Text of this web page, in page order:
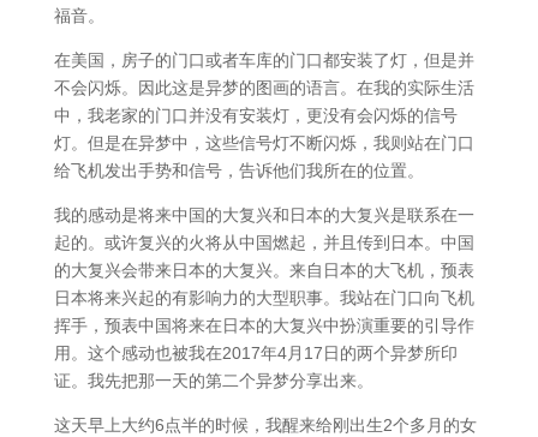
福音。
在美国，房子的门口或者车库的门口都安装了灯，但是并
不会闪烁。因此这是异梦的图画的语言。在我的实际生活
中，我老家的门口并没有安装灯，更没有会闪烁的信号
灯。但是在异梦中，这些信号灯不断闪烁，我则站在门口
给飞机发出手势和信号，告诉他们我所在的位置。
我的感动是将来中国的大复兴和日本的大复兴是联系在一
起的。或许复兴的火将从中国燃起，并且传到日本。中国
的大复兴会带来日本的大复兴。来自日本的大飞机，预表
日本将来兴起的有影响力的大型职事。我站在门口向飞机
挥手，预表中国将来在日本的大复兴中扮演重要的引导作
用。这个感动也被我在2017年4月17日的两个异梦所印
证。我先把那一天的第二个异梦分享出来。
这天早上大约6点半的时候，我醒来给刚出生2个多月的女